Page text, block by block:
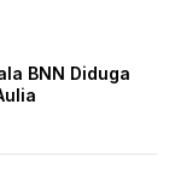
BNN Diduga